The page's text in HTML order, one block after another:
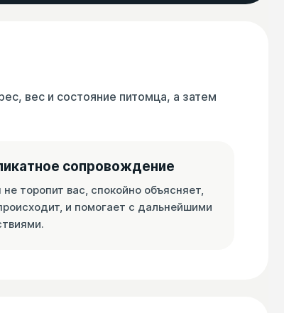
вес и состояние питомца, а затем
сопровождение
не торопит вас, спокойно объясняет,
и помогает с дальнейшими